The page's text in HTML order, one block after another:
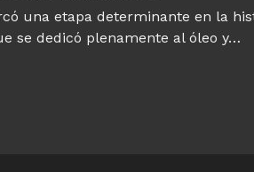
una etapa determinante en la
se dedicó plenamente al óleo y…